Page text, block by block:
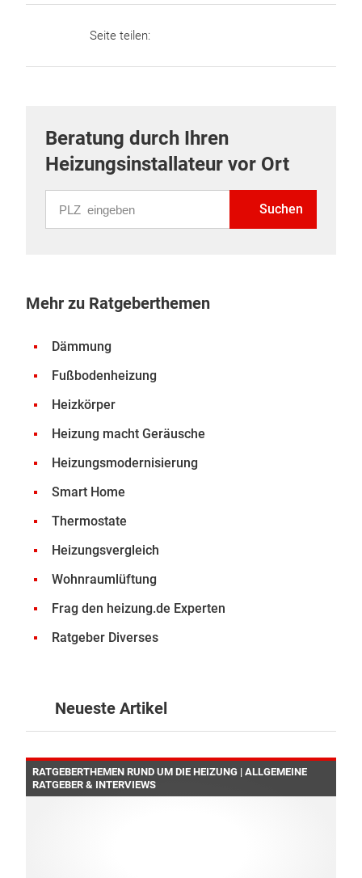
Seite teilen:
Beratung durch Ihren
Heizungsinstallateur vor Ort
Suchen
Mehr zu Ratgeberthemen
Dämmung
Fußbodenheizung
Heizkörper
Heizung macht Geräusche
Heizungsmodernisierung
Smart Home
Thermostate
Heizungsvergleich
Wohnraumlüftung
Frag den heizung.de Experten
Ratgeber Diverses
Neueste Artikel
RATGEBERTHEMEN RUND UM DIE HEIZUNG | ALLGEMEINE
RATGEBER & INTERVIEWS